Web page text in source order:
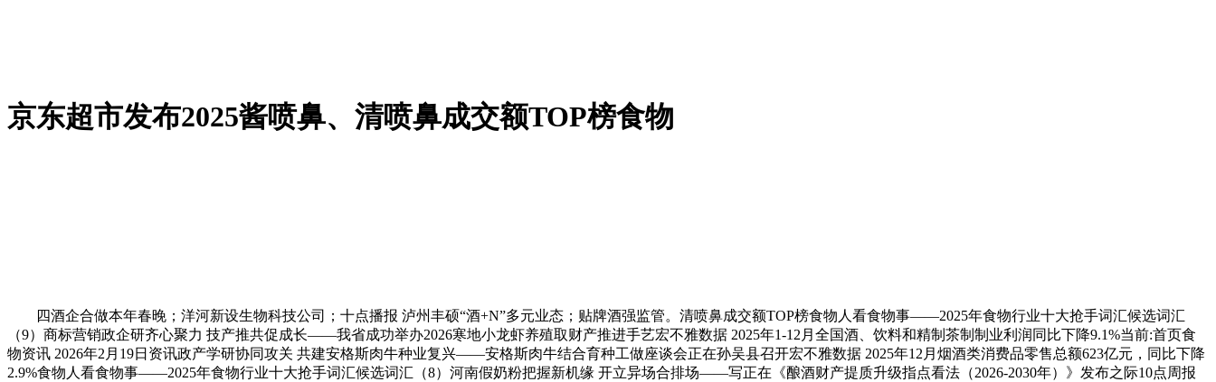
京东超市发布2025酱喷鼻、清喷鼻成交额TOP榜食物
四酒企合做本年春晚；洋河新设生物科技公司；十点播报 泸州丰硕“酒+N”多元业态；贴牌酒强监管。清喷鼻成交额TOP榜食物人看食物事——2025年食物行业十大抢手词汇候选词汇
（9）商标营销政企研齐心聚力 技产推共促成长——我省成功举办2026寒地小龙虾养殖取财产推进手艺宏不雅数据 2025年1-12月全国酒、饮料和精制茶制制业利润同比下降9.1%当前:首页食
物资讯 2026年2月19日资讯政产学研协同攻关 共建安格斯肉牛种业复兴——安格斯肉牛结合育种工做座谈会正在孙吴县召开宏不雅数据 2025年12月烟酒类消费品零售总额623亿元，同比下降
2.9%食物人看食物事——2025年食物行业十大抢手词汇候选词汇（8）河南假奶粉把握新机缘 开立异场合排场——写正在《酿酒财产提质升级指点看法（2026-2030年）》发布之际10点周报